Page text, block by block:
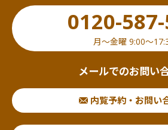
0120-
月〜金曜 9:00〜
メールでのお問い
内覧予約・お問い